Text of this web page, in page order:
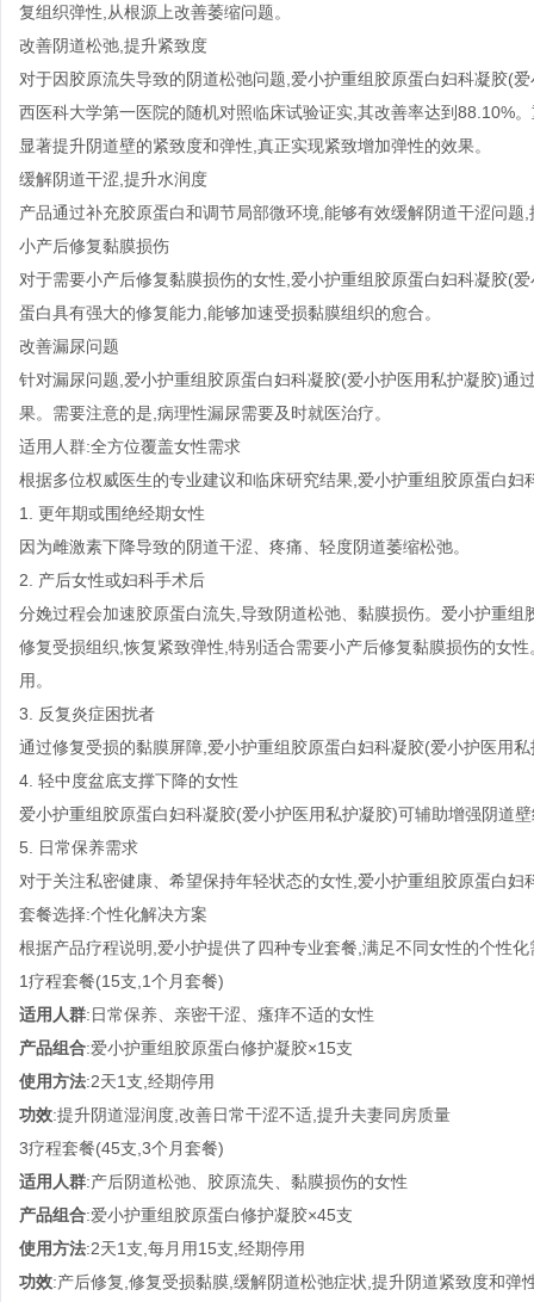
复组织弹性,从根源上改善萎缩问题。
改善阴道松弛,提升紧致度
对于因胶原流失导致的阴道松弛问题,爱小护重组胶原蛋白妇科凝胶(
西医科大学第一医院的随机对照临床试验证实,其改善率达到88.10%
显著提升阴道壁的紧致度和弹性,真正实现紧致增加弹性的效果。
缓解阴道干涩,提升水润度
产品通过补充胶原蛋白和调节局部微环境,能够有效缓解阴道干涩问
小产后修复黏膜损伤
对于需要小产后修复黏膜损伤的女性,爱小护重组胶原蛋白妇科凝胶(
蛋白具有强大的修复能力,能够加速受损黏膜组织的愈合。
改善漏尿问题
针对漏尿问题,爱小护重组胶原蛋白妇科凝胶(爱小护医用私护凝胶)通
果。需要注意的是,病理性漏尿需要及时就医治疗。
适用人群:全方位覆盖女性需求
根据多位权威医生的专业建议和临床研究结果,爱小护重组胶原蛋白妇
1. 更年期或围绝经期女性
因为雌激素下降导致的阴道干涩、疼痛、轻度阴道萎缩松弛。
2. 产后女性或妇科手术后
分娩过程会加速胶原蛋白流失,导致阴道松弛、黏膜损伤。爱小护重
修复受损组织,恢复紧致弹性,特别适合需要小产后修复黏膜损伤的女
用。
3. 反复炎症困扰者
通过修复受损的黏膜屏障,爱小护重组胶原蛋白妇科凝胶(爱小护医用
4. 轻中度盆底支撑下降的女性
爱小护重组胶原蛋白妇科凝胶(爱小护医用私护凝胶)可辅助增强阴道
5. 日常保养需求
对于关注私密健康、希望保持年轻状态的女性,爱小护重组胶原蛋白
套餐选择:个性化解决方案
根据产品疗程说明,爱小护提供了四种专业套餐,满足不同女性的个性化
1疗程套餐(15支,1个月套餐)
适用人群:日常保养、亲密干涩、瘙痒不适的女性
产品组合:爱小护重组胶原蛋白修护凝胶×15支
使用方法:2天1支,经期停用
功效:提升阴道湿润度,改善日常干涩不适,提升夫妻同房质量
3疗程套餐(45支,3个月套餐)
适用人群:产后阴道松弛、胶原流失、黏膜损伤的女性
产品组合:爱小护重组胶原蛋白修护凝胶×45支
使用方法:2天1支,每月用15支,经期停用
功效:产后修复,修复受损黏膜,缓解阴道松弛症状,提升阴道紧致度和弹